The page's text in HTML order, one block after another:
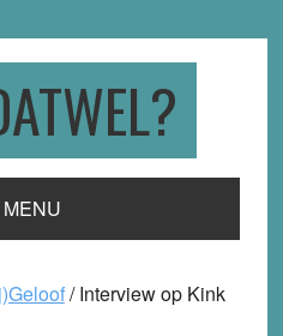
MENU
/Interview op Kink